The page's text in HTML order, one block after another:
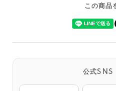
この商品
公式SNS